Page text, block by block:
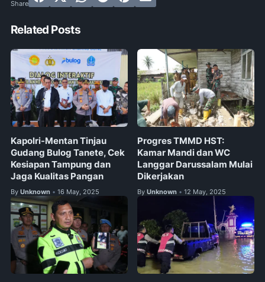
Related Posts
Kapolri-Mentan Tinjau
Gudang Bulog Tanete, Cek
Kesiapan Tampung dan
Jaga Kualitas Pangan
By Unknown • 16 May, 2025
Progres TMMD HST:
Kamar Mandi dan WC
Langgar Darussalam Mulai
Dikerjakan
By Unknown • 12 May, 2025